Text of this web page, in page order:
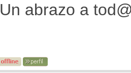
Un abrazo a